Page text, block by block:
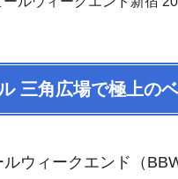
三角広場で極上の
ルウィークエンド（